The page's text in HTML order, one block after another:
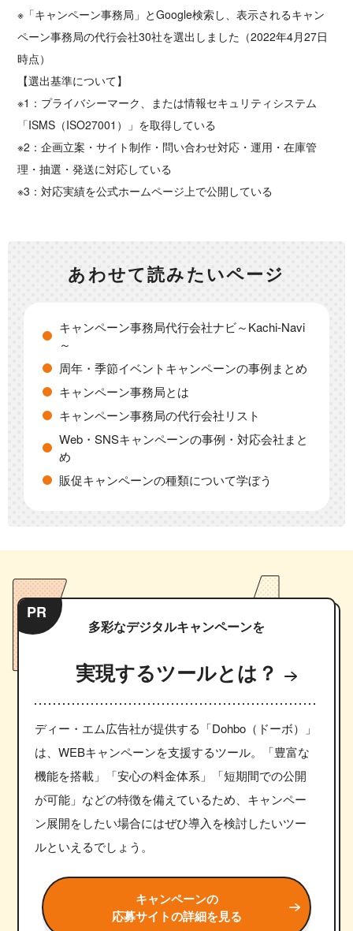
※「キャンペーン事務局」とGoogle検索し、表示されるキャン
ペーン事務局の代行会社30社を選出しました（2022年4月27日
時点）
【選出基準について】
※1：プライバシーマーク、または情報セキュリティシステム
「ISMS（ISO27001）」を取得している
※2：企画立案・サイト制作・問い合わせ対応・運用・在庫管
理・抽選・発送に対応している
※3：対応実績を公式ホームページ上で公開している
あわせて読みたいページ
キャンペーン事務局代行会社ナビ～Kachi-Navi
～
周年・季節イベントキャンペーンの事例まとめ
キャンペーン事務局とは
キャンペーン事務局の代行会社リスト
Web・SNSキャンペーンの事例・対応会社まと
め
販促キャンペーンの種類について学ぼう
PR
多彩なデジタルキャンペーンを
実現するツールとは？
ディー・エム広告社が提供する「Dohbo（ドーボ）」
は、WEBキャンペーンを支援するツール。「豊富な
機能を搭載」「安心の料金体系」「短期間での公開
が可能」などの特徴を備えているため、キャンペー
ン展開をしたい場合にはぜひ導入を検討したいツー
ルといえるでしょう。
キャンペーンの
応募サイトの詳細を見る